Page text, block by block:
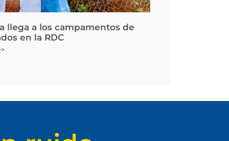
llega a los campamentos de
en la RDC